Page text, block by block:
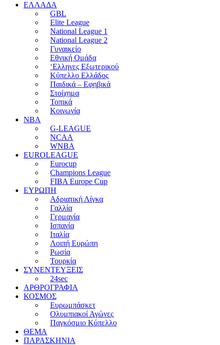
EΛΛΑΔΑ
GBL
Elite League
National League 1
National League 2
Γυναικείο
Εθνική Ομάδα
‘Ελληνες Εξωτερικού
Κύπελλο Ελλάδος
Παιδικά – Εφηβικά
Στοίχημα
Τοπικά
Κοινωνία
NBA
G-LEAGUE
NCAA
WNBA
ΕUROLEAGUE
Eurocup
Champions League
FIBA Europe Cup
ΕΥΡΩΠΗ
Αδριατική Λίγκα
Γαλλία
Γερμανία
Ισπανία
Ιταλία
Λοιπή Ευρώπη
Ρωσία
Τουρκία
ΣΥΝΕΝΤΕΥΞΕΙΣ
24sec
ΑΡΘΡΟΓΡΑΦΙΑ
ΚΟΣΜΟΣ
Ευρωμπάσκετ
Ολυμπιακοί Αγώνες
Παγκόσμιο Κύπελλο
ΘΕΜΑ
ΠΑΡΑΣΚΗΝΙΑ